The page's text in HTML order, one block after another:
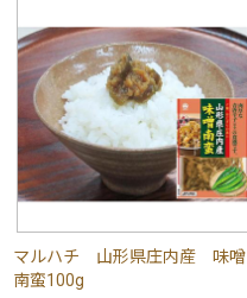
マルハチ 山形県庄内産 味噌
南蛮100g